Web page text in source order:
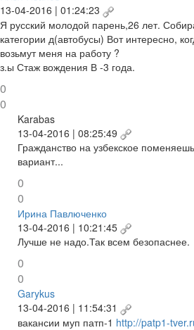
13-04-2016 | 01:24:23
Я русский молодой парень,26 лет.
категории д(автобусы) Вот интересно,
возьмут меня на работу ?
з.ы Стаж вождения В -3 года.
0
0
Karabas
13-04-2016 | 08:25:49
Гражданство на узбекское
вариант...
0
0
Ирина Павлюченко
13-04-2016 | 10:21:45
Лучше не надо.Так всем безопаснее.
0
0
Garykus
13-04-2016 | 11:54:31
вакансии муп патп-1 http://patp1-